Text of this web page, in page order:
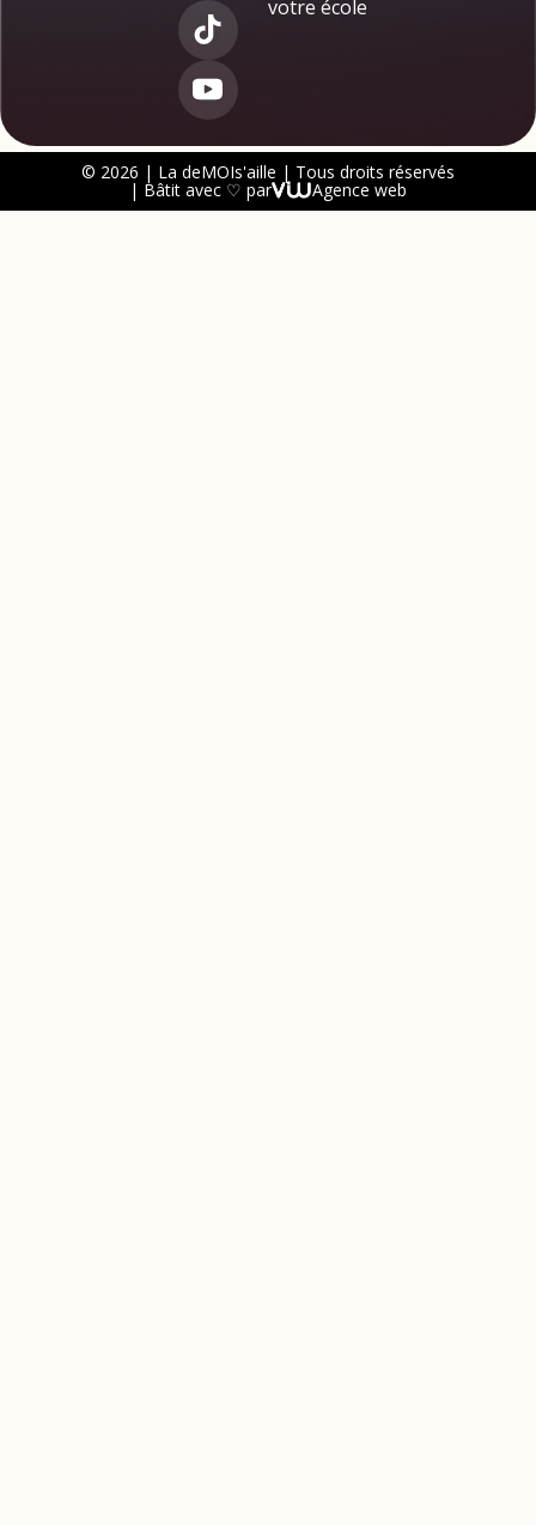
votre école
© 2026 | La deMOIs'aille | Tous droits réservés
| Bâtit avec ♡ par Agence web